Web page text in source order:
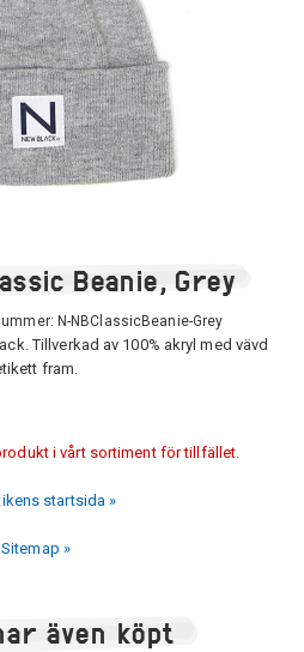
Beanie, Grey
N-NBClassicBeanie-Grey
Tillverkad av 100% akryl med vävd
fram.
i vårt sortiment för tillfället.
startsida »
Sitemap »
även köpt